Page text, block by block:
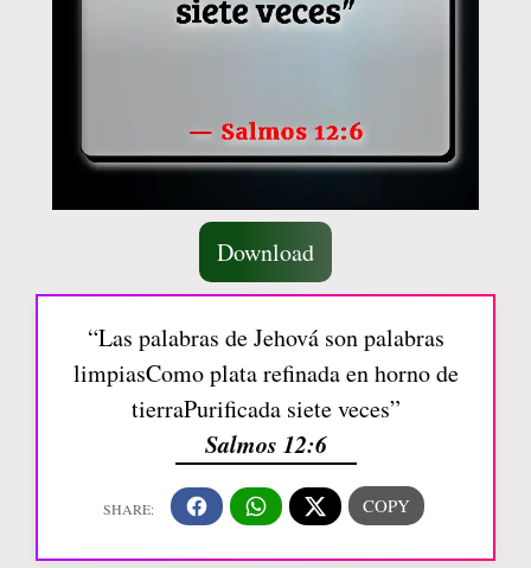
Download
“Las palabras de Jehová son palabras
limpiasComo plata refinada en horno de
tierraPurificada siete veces”
Salmos 12:6